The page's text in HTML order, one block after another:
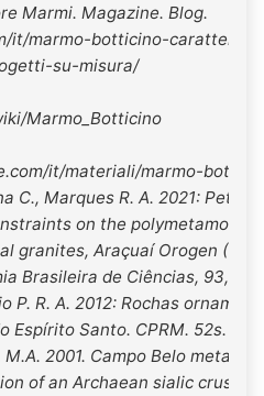
Marmi. Magazine. Blog.
it/marmo-botticino-
su-misura/
Marmo_Botticino
it/materiali/marmo-
C., Marques R. A. 2021:
on the
granites, Araçuaí Orogen (SE
Brasileira de Ciências, 93, 3,
P. R. A. 2012: Rochas
Espírito Santo. CPRM. 52s.
2001. Campo Belo
of an Archaean sialic crust of